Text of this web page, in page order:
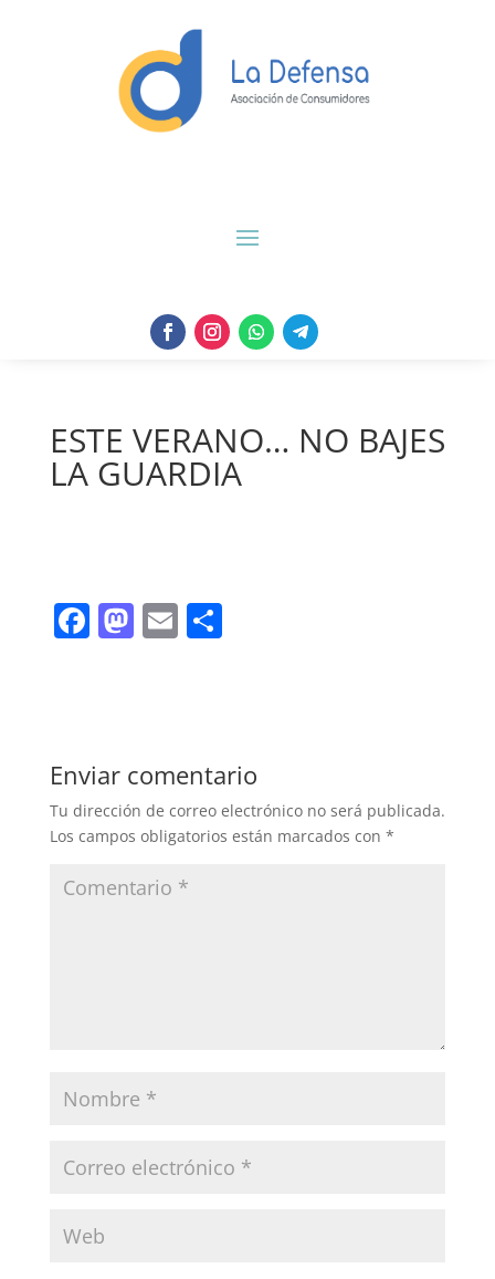
ESTE VERANO… NO BAJES
LA GUARDIA
F
b
o
o
M
d
o
n
E C
ar
tir
Enviar comentario
Tu dirección de correo electrónico no será publicada.
Los campos obligatorios están marcados con *